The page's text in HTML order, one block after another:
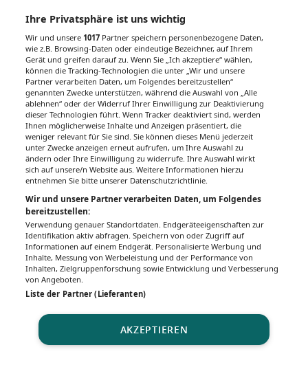
Ihre Privatsphäre ist uns wichtig
Wir und unsere1017 Partner speichern personenbezogene Daten,
wie z.B. Browsing-Daten oder eindeutige Bezeichner, auf Ihrem
Gerät und greifen darauf zu. Wenn Sie „Ich akzeptiere“ wählen,
können die Tracking-Technologien die unter „Wir und unsere
Partner verarbeiten Daten, um Folgendes bereitzustellen“
genannten Zwecke unterstützen, während die Auswahl von „Alle
ablehnen“ oder der Widerruf Ihrer Einwilligung zur Deaktivierung
dieser Technologien führt. Wenn Tracker deaktiviert sind, werden
Ihnen möglicherweise Inhalte und Anzeigen präsentiert, die
weniger relevant für Sie sind. Sie können dieses Menü jederzeit
unter Zwecke anzeigen erneut aufrufen, um Ihre Auswahl zu
ändern oder Ihre Einwilligung zu widerrufe. Ihre Auswahl wirkt
sich auf unsere/n Website aus. Weitere Informationen hierzu
entnehmen Sie bitte unserer Datenschutzrichtlinie.
Wir und unsere Partner verarbeiten Daten, um Folgendes
bereitzustellen:
Verwendung genauer Standortdaten. Endgeräteeigenschaften zur
Identifikation aktiv abfragen. Speichern von oder Zugriff auf
Informationen auf einem Endgerät. Personalisierte Werbung und
Inhalte, Messung von Werbeleistung und der Performance von
Inhalten, Zielgruppenforschung sowie Entwicklung und Verbesserung
von Angeboten.
Liste der Partner (Lieferanten)
AKZEPTIEREN